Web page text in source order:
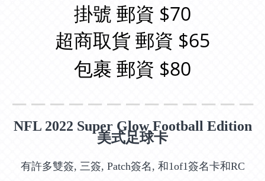
掛號 郵資 $70
超商取貨 郵資 $65
包裹 郵資 $80
NFL 2022 Super Glow Football Edition
美式足球卡
有許多雙簽, 三簽, Patch簽名, 和1of1簽名卡和RC